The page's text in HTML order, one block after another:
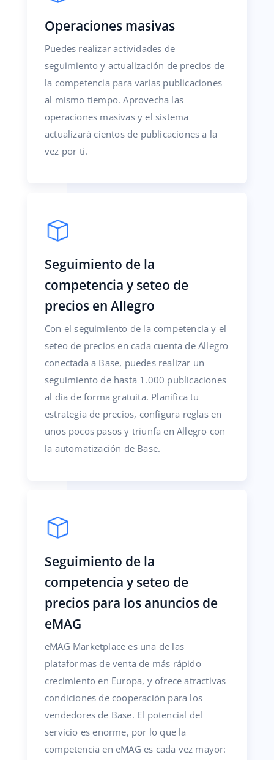
Operaciones masivas
Puedes realizar actividades de
seguimiento y actualización de precios de
la competencia para varias publicaciones
al mismo tiempo. Aprovecha las
operaciones masivas y el sistema
actualizará cientos de publicaciones a la
vez por ti.
Seguimiento de la
competencia y seteo de
precios en Allegro
Con el seguimiento de la competencia y el
seteo de precios en cada cuenta de Allegro
conectada a Base, puedes realizar un
seguimiento de hasta 1.000 publicaciones
al día de forma gratuita. Planifica tu
estrategia de precios, configura reglas en
unos pocos pasos y triunfa en Allegro con
la automatización de Base.
Seguimiento de la
competencia y seteo de
precios para los anuncios de
eMAG
eMAG Marketplace es una de las
plataformas de venta de más rápido
crecimiento en Europa, y ofrece atractivas
condiciones de cooperación para los
vendedores de Base. El potencial del
servicio es enorme, por lo que la
competencia en eMAG es cada vez mayor: